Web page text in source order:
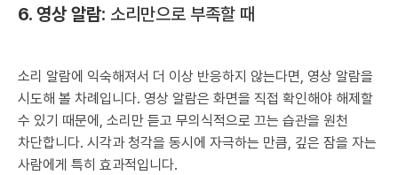
6. 영상 알람: 소리만으로 부족할 때
소리 알람에 익숙해져서 더 이상 반응하지 않는다면, 영상 알람을
시도해 볼 차례입니다. 영상 알람은 화면을 직접 확인해야 해제할
수 있기 때문에, 소리만 듣고 무의식적으로 끄는 습관을 원천
차단합니다. 시각과 청각을 동시에 자극하는 만큼, 깊은 잠을 자는
사람에게 특히 효과적입니다.